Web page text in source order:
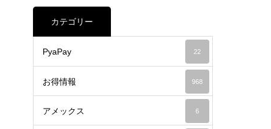
カテゴリー
PyaPay 22
お得情報 968
アメックス 6